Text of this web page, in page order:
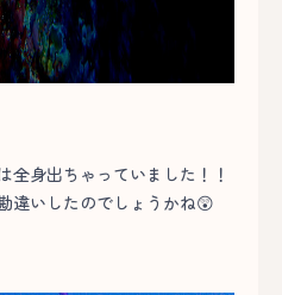
全身出ちゃっていました！！
違いしたのでしょうかね😲